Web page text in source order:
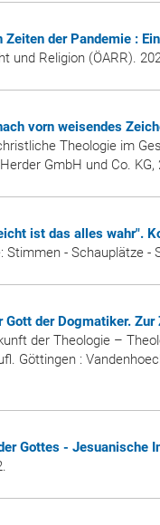
der Pandemie :
und Religion (ÖARR).
vorn weisendes
Theologie im
GmbH und Co. KG,
ist das alles wahr".
Stimmen - Schauplätze -
Gott der Dogmatiker.
der Theologie –
Göttingen :
Gottes - Jesuanische